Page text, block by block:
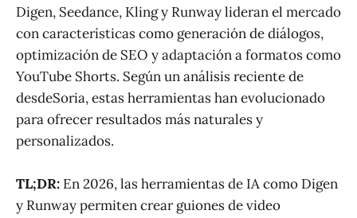
Digen, Seedance, Kling y Runway lideran el mercado
con características como generación de diálogos,
optimización de SEO y adaptación a formatos como
YouTube Shorts. Según un análisis reciente de
desdeSoria, estas herramientas han evolucionado
para ofrecer resultados más naturales y
personalizados.
TL;DR: En 2026, las herramientas de IA como Digen
y Runway permiten crear guiones de video